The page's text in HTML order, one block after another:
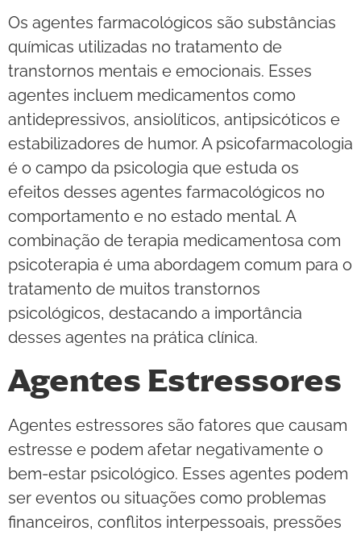
Os agentes farmacológicos são substâncias
químicas utilizadas no tratamento de
transtornos mentais e emocionais. Esses
agentes incluem medicamentos como
antidepressivos, ansiolíticos, antipsicóticos e
estabilizadores de humor. A psicofarmacologia
é o campo da psicologia que estuda os
efeitos desses agentes farmacológicos no
comportamento e no estado mental. A
combinação de terapia medicamentosa com
psicoterapia é uma abordagem comum para o
tratamento de muitos transtornos
psicológicos, destacando a importância
desses agentes na prática clínica.
Agentes Estressores
Agentes estressores são fatores que causam
estresse e podem afetar negativamente o
bem-estar psicológico. Esses agentes podem
ser eventos ou situações como problemas
financeiros, conflitos interpessoais, pressões